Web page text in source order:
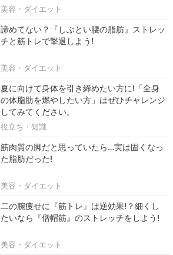
美容・ダイエット
諦めてない？『しぶとい腰の脂肪』ストレッ
チと筋トレで撃退しよう!
美容・ダイエット
夏に向けて身体を引き締めたい方に!「全身
の体脂肪を燃やしたい方」はぜひチャレンジ
してみてください。
役立ち・知識
筋肉質の脚だと思っていたら…実は固くなっ
た脂肪だった!
美容・ダイエット
二の腕痩せに『筋トレ』は逆効果!？細くし
たいなら『僧帽筋』のストレッチをしよう!
美容・ダイエット